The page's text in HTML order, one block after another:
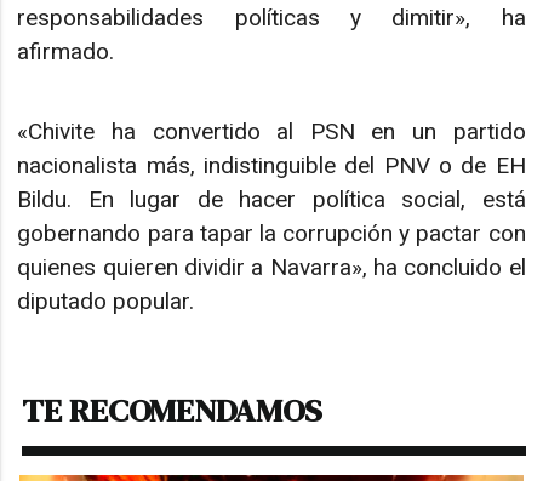
responsabilidades políticas y dimitir», ha
afirmado.
«Chivite ha convertido al PSN en un partido
nacionalista más, indistinguible del PNV o de EH
Bildu. En lugar de hacer política social, está
gobernando para tapar la corrupción y pactar con
quienes quieren dividir a Navarra», ha concluido el
diputado popular.
TE RECOMENDAMOS